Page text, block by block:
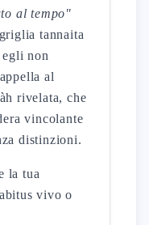
al tempo"
tannaita
non
al
rivelata, che
vincolante
distinzioni.
la tua
vivo o